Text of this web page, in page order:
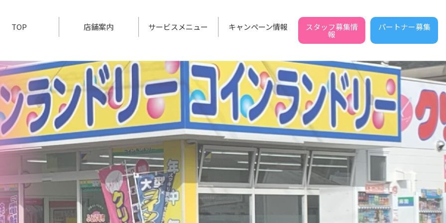
TOP 店舗案内 サービスメニュー キャンペーン情報 スタッフ募集情
報
パートナー募集